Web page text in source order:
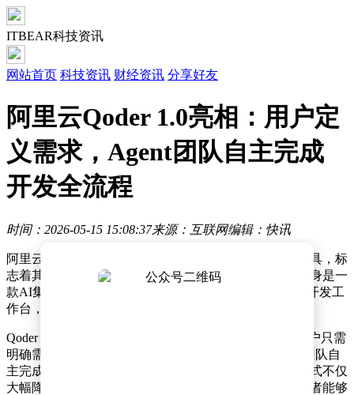
ITBEAR科技资讯
网站首页 科技资讯 财经资讯 分享好友
阿里云Qoder 1.0亮相：用户定
义需求，Agent团队自主完成
开发全流程
时间：2026-05-15 15:08:37来源：互联网编辑：快讯
阿里云近日正式推出了一款名为Qoder 1.0的创新开发工具，标
志着其在智能开发领域迈出了重要一步。这款工具的前身是一
款AI集成开发环境（IDE），如今已升级为智能体自主开发工
作台，旨在为用户提供更加高效、智能的开发体验。
Qoder 1.0的核心亮点在于其独特的“自动驾驶”模式。用户只需
明确需求定义，无需深入参与执行细节，即可由Agent团队自
主完成从任务执行、验证到最终交付的全流程。这一模式不仅
大幅降低了开发门槛，还显著提升了开发效率，让开发者能够